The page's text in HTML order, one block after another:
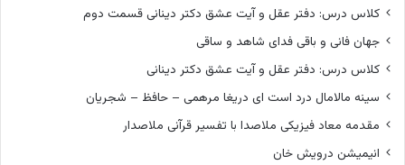
کلاس درس: دفتر عقل و آیت عشق دکتر دینانی قسمت دوم
جهان فانی و باقی فدای شاهد و ساقی
کلاس درس: دفتر عقل و آیت عشق دکتر دینانی
سینه مالامال درد است ای دریغا مرهمی – حافظ – شجریان
مقدمه معاد فیزیکی ملاصدا با تفسیر قرآنی ملاصدار
انیمیشن درویش خان